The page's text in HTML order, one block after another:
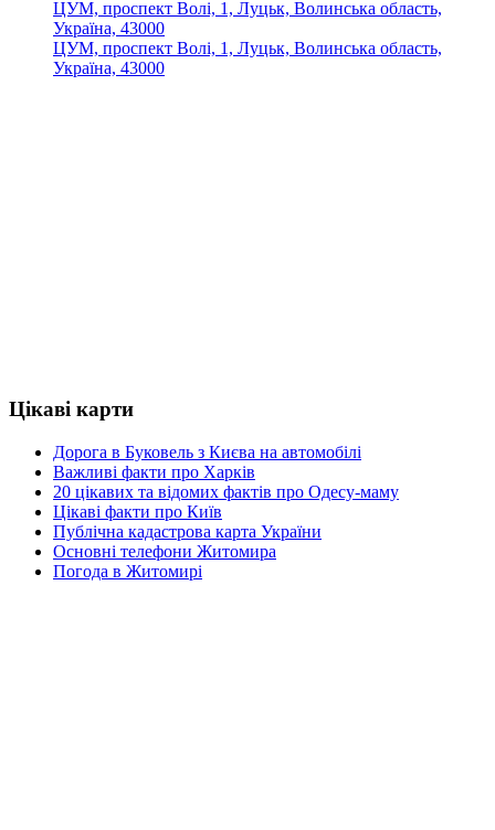
ЦУМ, проспект Волі, 1, Луцьк, Волинська область,
Україна, 43000
ЦУМ, проспект Волі, 1, Луцьк, Волинська область,
Україна, 43000
Цікаві карти
Дорога в Буковель з Києва на автомобілі
Важливі факти про Харків
20 цікавих та відомих фактів про Одесу-маму
Цікаві факти про Київ
Публічна кадастрова карта України
Основні телефони Житомира
Погода в Житомирі